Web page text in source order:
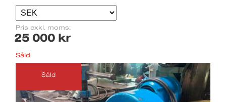
Pris exkl. moms:
25 000 kr
Såld
Såld